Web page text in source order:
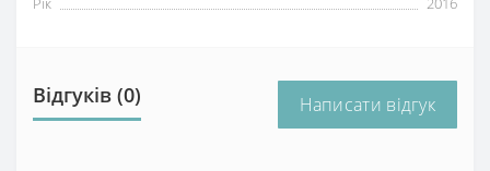
Відгуків (0) Написати відгук